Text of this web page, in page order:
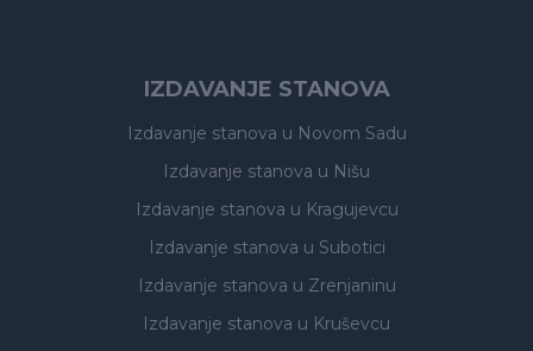
IZDAVANJE STANOVA
Izdavanje stanova u Novom Sadu
Izdavanje stanova u Nišu
Izdavanje stanova u Kragujevcu
Izdavanje stanova u Subotici
Izdavanje stanova u Zrenjaninu
Izdavanje stanova u Kruševcu